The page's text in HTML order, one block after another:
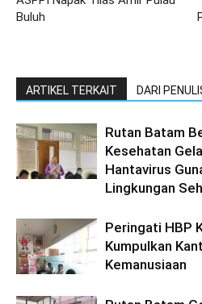
Buluh
ARTIKEL TERKAIT DARI
Rutan Batam
Kesehatan
Hantavirus
Lingkungan
Peringati HBP
Kumpulkan
Kemanusiaan